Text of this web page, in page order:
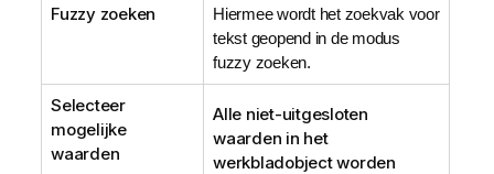
Fuzzy zoeken
Hiermee wordt het zoekvak voor
tekst geopend in de modus
fuzzy zoeken.
Selecteer
mogelijke
waarden
Alle niet-uitgesloten
waarden in het
werkbladobject worden